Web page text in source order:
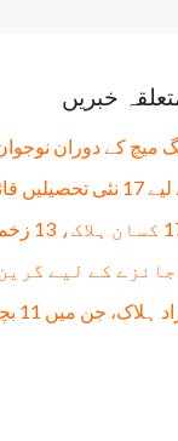
خبریں
میچ کے دوران
قائم
کے لیے